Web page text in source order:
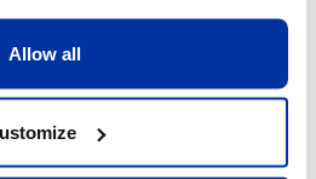
Allow all
générales et